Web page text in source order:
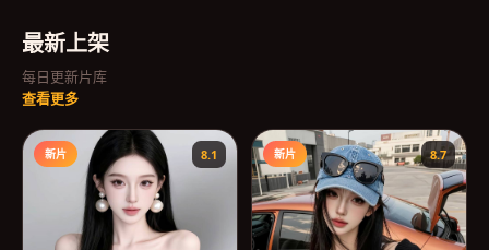
最新上架
每日更新片库
查看更多
新片 8.1 新片 8.7